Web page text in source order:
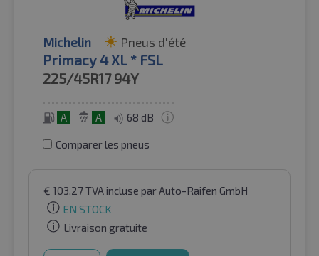
Michelin Pneus d'été
Primacy 4 XL * FSL
225/45R17 94Y
A A 68 dB
Comparer les pneus
€ 103.27TVA incluse par Auto-Raifen GmbH
EN STOCK
Livraison gratuite